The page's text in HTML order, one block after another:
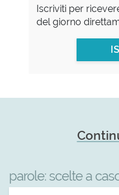
Iscriviti per
del giorno
parole: scelte a